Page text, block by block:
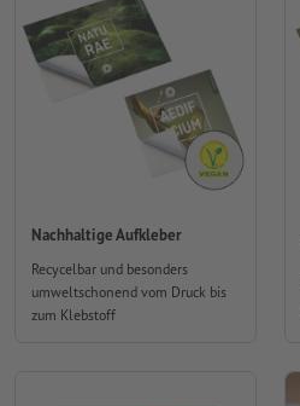
Nachhaltige Aufkleber
Recycelbar und besonders
umweltschonend vom Druck bis
zum Klebstoff